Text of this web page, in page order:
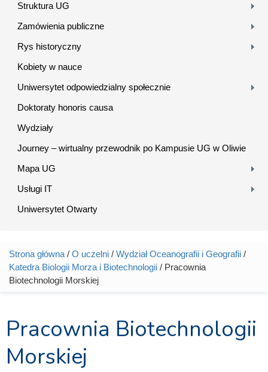
Struktura UG
Zamówienia publiczne
Rys historyczny
Kobiety w nauce
Uniwersytet odpowiedzialny społecznie
Doktoraty honoris causa
Wydziały
Journey – wirtualny przewodnik po Kampusie UG w Oliwie
Mapa UG
Usługi IT
Uniwersytet Otwarty
Jesteś tutaj
Strona główna / O uczelni / Wydział Oceanografii i Geografii /
Katedra Biologii Morza i Biotechnologii / Pracownia
Biotechnologii Morskiej
Pracownia Biotechnologii
Morskiej